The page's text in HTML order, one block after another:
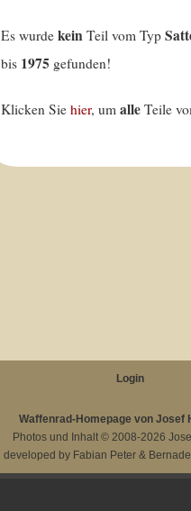
Es wurdekein Teil vom Typ
bis 1975 gefunden!
Klicken Siehier, umalle Teile
Login
Waffenrad-Homepage von Josef
Photos und Inhalt © 2008-2026
developed by Fabian Peter &